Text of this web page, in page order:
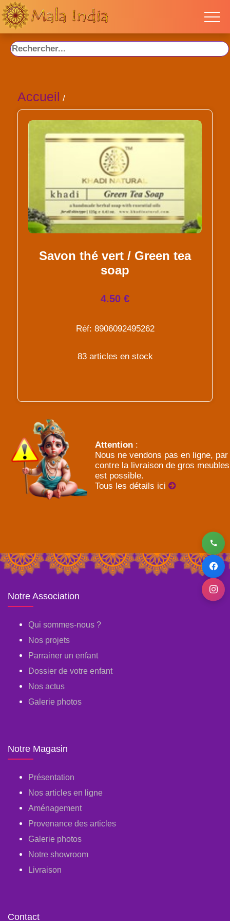
Accueil /
Savon thé vert / Green tea
soap
4.50 €
Réf: 8906092495262
83 articles en stock
Attention :
Nous ne vendons pas en ligne, par
contre la livraison de gros meubles
est possible.
Tous les détails ici
Notre Association
Qui sommes-nous ?
Nos projets
Parrainer un enfant
Dossier de votre enfant
Nos actus
Galerie photos
Notre Magasin
Présentation
Nos articles en ligne
Aménagement
Provenance des articles
Galerie photos
Notre showroom
Livraison
Contact